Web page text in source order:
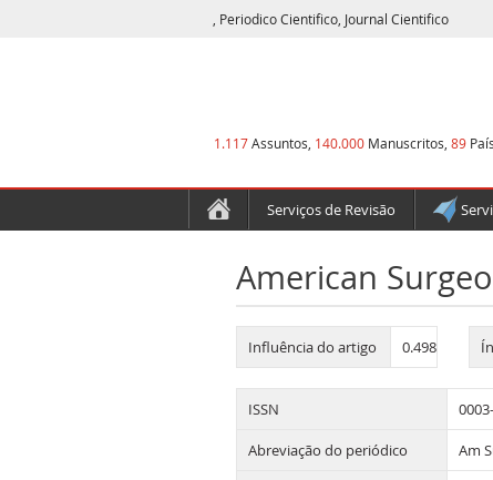
, Periodico Cientifico, Journal Cientifico
1.117Assuntos, 140.000 Manuscritos, 89
Serviços de Revisão
American
Influência do artigo 0.498
ISSN
Abreviação do periódico Am